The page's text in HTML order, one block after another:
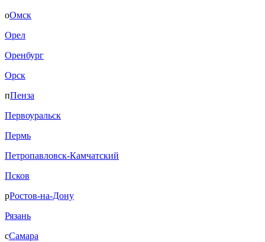
оОмск
Орел
Оренбург
Орск
пПенза
Первоуральск
Пермь
Петропавловск-Камчатский
Псков
рРостов-на-Дону
Рязань
сСамара